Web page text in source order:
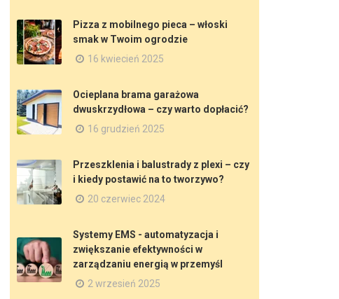
Pizza z mobilnego pieca – włoski
smak w Twoim ogrodzie
16 kwiecień 2025
Ocieplana brama garażowa
dwuskrzydłowa – czy warto dopłacić?
16 grudzień 2025
Przeszklenia i balustrady z plexi – czy
i kiedy postawić na to tworzywo?
20 czerwiec 2024
Systemy EMS - automatyzacja i
zwiększanie efektywności w
zarządzaniu energią w przemyśl
2 wrzesień 2025